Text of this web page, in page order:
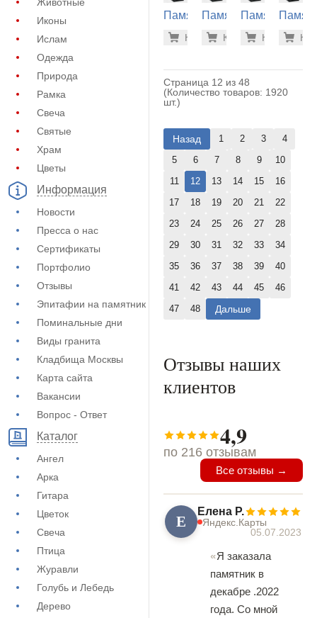
Иконы
Ислам
Одежда
Природа
Рамка
Свеча
Святые
Храм
Цветы
Информация
Новости
Пресса о нас
Сертификаты
Портфолио
Отзывы
Эпитафии на памятник
Поминальные дни
Виды гранита
Кладбища Москвы
Карта сайта
Вакансии
Вопрос - Ответ
Каталог
Ангел
Арка
Гитара
Цветок
Свеча
Птица
Журавли
Голубь и Лебедь
Дерево
Памятник
гранита
-7% 32.300
Купить
Памятник
гранита
-7%
Купить
Памятник
гранита
-
Купить
Страница 12 из 48
(Количество товаров: 1920
шт.)
Назад 1 2 3
4
5
6 7 8 9
10
11
12 13 14 15
16
17
18 19 20 21
22
23
24 25 26 27
28
29
30 31 32 33
34
35
36 37 38 39
40
41
42 43 44 45
46
47
48 Дальше
Отзывы наших
клиентов
4,9
по 216 отзывам
Все отзывы →
Е Елена Р.
Яндекс.Карты
05.07.2023
Я заказала
памятник в
декабре .2022
года. Со мной